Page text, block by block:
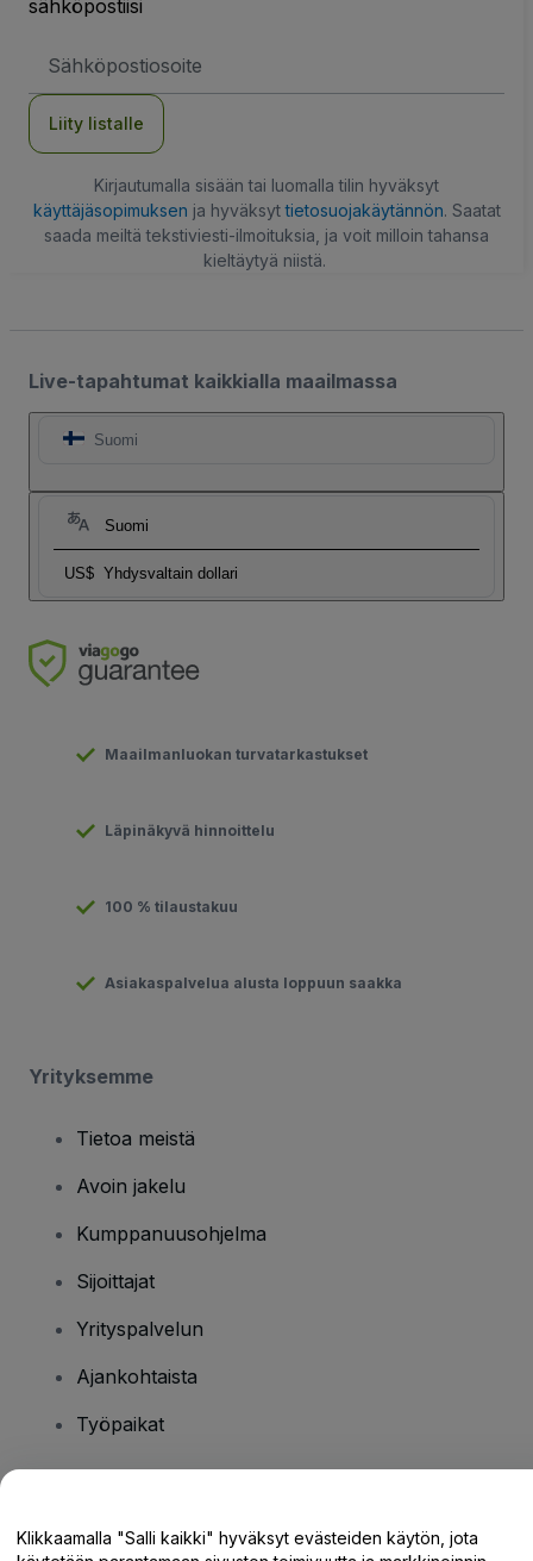
sähköpostiisi
Liity listalle
Kirjautumalla sisään tai luomalla tilin hyväksyt
käyttäjäsopimuksen ja hyväksyttietosuojakäytännön. Saatat
saada meiltä tekstiviesti-ilmoituksia, ja voit milloin tahansa
kieltäytyä niistä.
Live-tapahtumat kaikkialla maailmassa
Suomi
Suomi
US$ Yhdysvaltain dollari
Maailmanluokan turvatarkastukset
Läpinäkyvä hinnoittelu
100 % tilaustakuu
Asiakaspalvelua alusta loppuun saakka
Yrityksemme
Tietoa meistä
Avoin jakelu
Kumppanuusohjelma
Sijoittajat
Yrityspalvelun
Ajankohtaista
Työpaikat
Klikkaamalla "Salli kaikki" hyväksyt evästeiden käytön, jota